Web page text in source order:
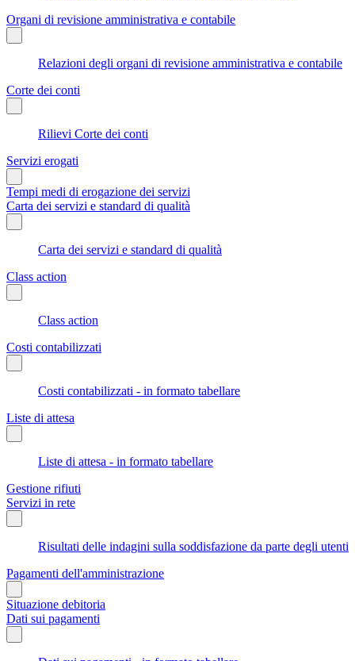
Organi di revisione amministrativa e contabile
Relazioni degli organi di revisione amministrativa e contabile
Corte dei conti
Rilievi Corte dei conti
Servizi erogati
Tempi medi di erogazione dei servizi
Carta dei servizi e standard di qualità
Carta dei servizi e standard di qualità
Class action
Class action
Costi contabilizzati
Costi contabilizzati - in formato tabellare
Liste di attesa
Liste di attesa - in formato tabellare
Gestione rifiuti
Servizi in rete
Risultati delle indagini sulla soddisfazione da parte degli utenti
Pagamenti dell'amministrazione
Situazione debitoria
Dati sui pagamenti